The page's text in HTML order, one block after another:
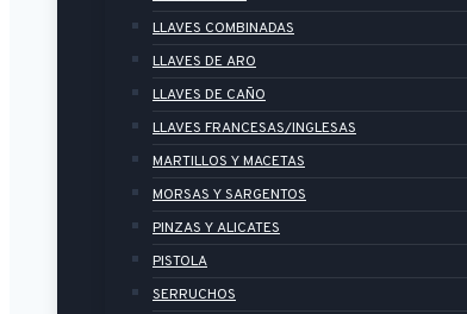
LLAVES COMBINADAS
LLAVES DE ARO
LLAVES DE CAÑO
LLAVES FRANCESAS/INGLESAS
MARTILLOS Y MACETAS
MORSAS Y SARGENTOS
PINZAS Y ALICATES
PISTOLA
SERRUCHOS